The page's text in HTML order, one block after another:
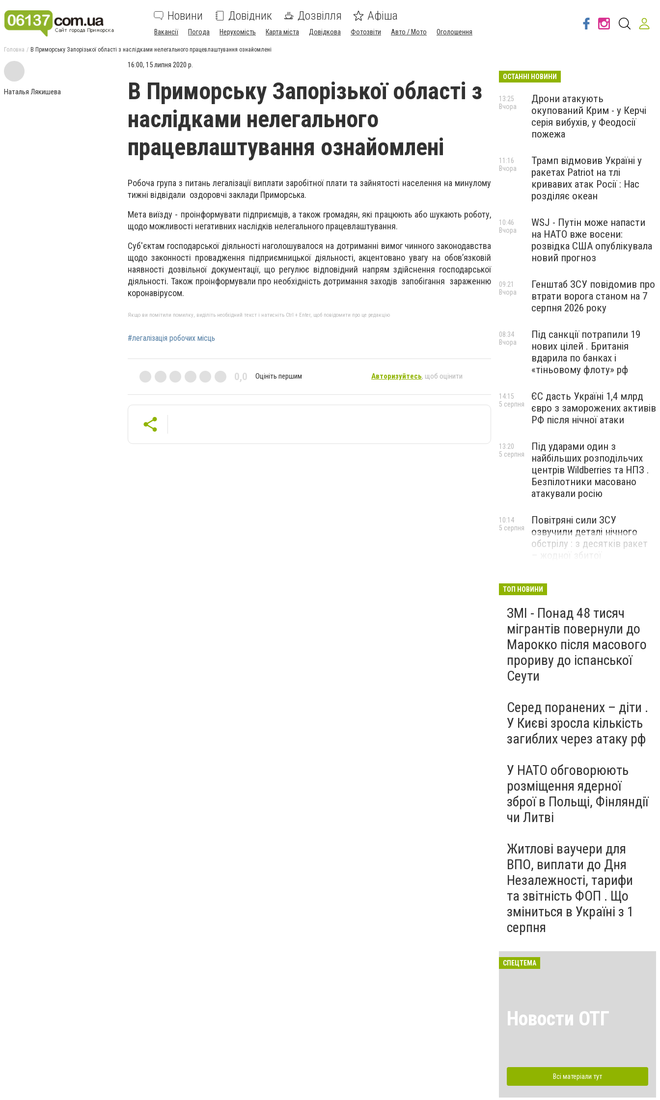
Новини Довідник Дозвілля Афіша
Вакансії Погода Нерухомість Карта міста Довідкова Фотозвіти Авто / Мото Оголошення
Головна В Приморську Запорізької області з наслідками нелегального працевлаштування ознайомлені
Наталья Лякишева
16:00, 15 липня 2020 р.
В Приморську Запорізької області з
наслідками нелегального
працевлаштування ознайомлені
Робоча група з питань легалізації виплати заробітної плати та зайнятості населення на минулому
тижні відвідали оздоровчі заклади Приморська.
Мета виїзду - проінформувати підприємців, а також громадян, які працюють або шукають роботу,
щодо можливості негативних наслідків нелегального працевлаштування.
Суб'єктам господарської діяльності наголошувалося на дотриманні вимог чинного законодавства
щодо законності провадження підприємницької діяльності, акцентовано увагу на обов’язковій
наявності дозвільної документації, що регулює відповідний напрям здійснення господарської
діяльності. Також проінформували про необхідність дотримання заходів запобігання зараженню
коронавірусом.
Якщо ви помітили помилку, виділіть необхідний текст і натисніть Ctrl + Enter, щоб повідомити про це редакцію
#легалізація робочих місць
0,0 Оцініть першим Авторизуйтесь, щоб оцінити
ОСТАННІ НОВИНИ
Дрони атакують
окупований Крим - у Керчі
серія вибухів, у Феодосії
пожежа
13:25
Вчора
Трамп відмовив Україні у
ракетах Patriot на тлі
кривавих атак Росії : Нас
розділяє океан
11:16
Вчора
WSJ - Путін може напасти
на НАТО вже восени:
розвідка США опублікувала
новий прогноз
10:46
Вчора
Генштаб ЗСУ повідомив про
втрати ворога станом на 7
серпня 2026 року
09:21
Вчора
Під санкції потрапили 19
нових цілей . Британія
вдарила по банках і
«тіньовому флоту» рф
08:34
Вчора
ЄС дасть Україні 1,4 млрд
євро з заморожених активів
РФ після нічної атаки
14:15
5 серпня
Під ударами один з
найбільших розподільчих
центрів Wildberries та НПЗ .
Безпілотники масовано
атакували росію
13:20
5 серпня
Повітряні сили ЗСУ
озвучили деталі нічного
обстрілу : з десятків ракет
– жодної збитої
10:14
5 серпня
ТОП НОВИНИ
ЗМІ - Понад 48 тисяч
мігрантів повернули до
Марокко після масового
прориву до іспанської
Сеути
Серед поранених – діти .
У Києві зросла кількість
загиблих через атаку рф
У НАТО обговорюють
розміщення ядерної
зброї в Польщі, Фінляндії
чи Литві
Житлові ваучери для
ВПО, виплати до Дня
Незалежності, тарифи
та звітність ФОП . Що
зміниться в Україні з 1
серпня
СПЕЦТЕМА
Новости ОТГ
Всі матеріали тут